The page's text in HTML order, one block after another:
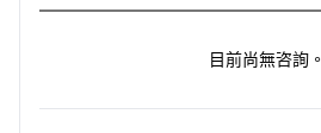
目前尚無咨詢。